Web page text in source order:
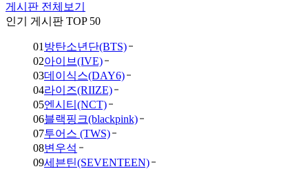
게시판 전체보기
인기 게시판 TOP 50
01 방탄소년단(BTS)
02아이브(IVE)
03데이식스(DAY6)
04라이즈(RIIZE)
05엔시티(NCT)
06블랙핑크(blackpink)
07투어스 (TWS)
08변우석
09세븐틴(SEVENTEEN)